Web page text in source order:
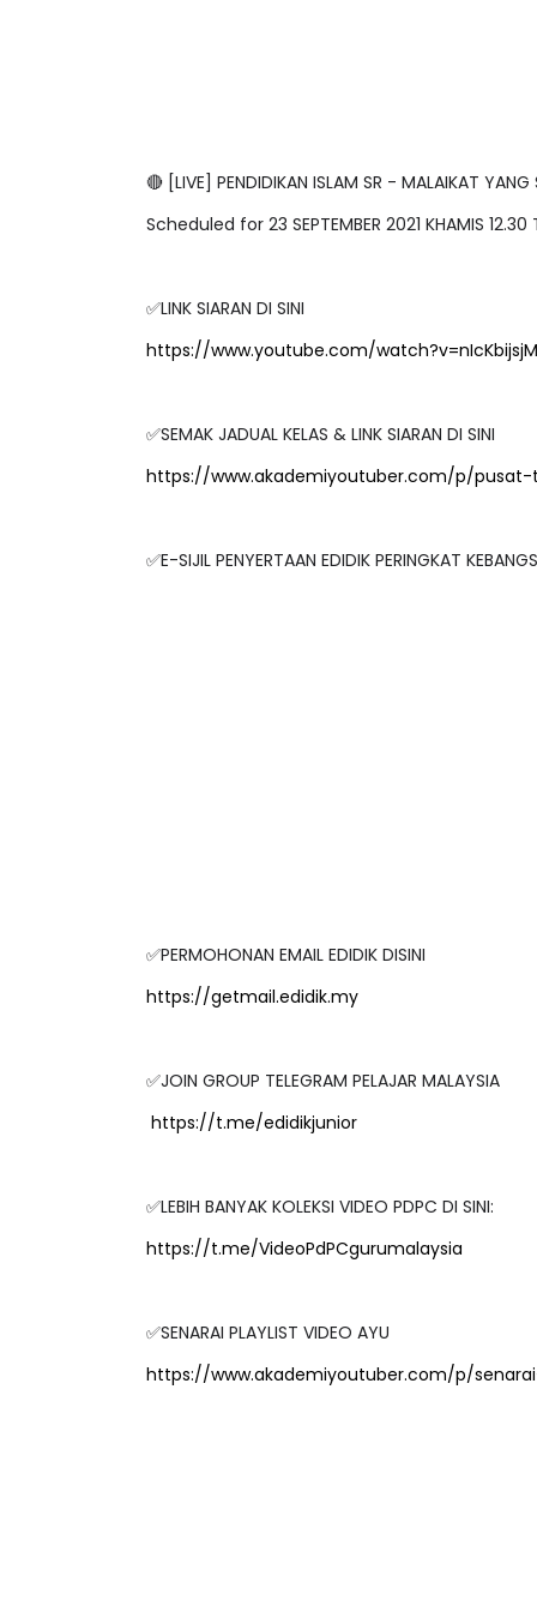
🔴 [LIVE] PENDIDIKAN ISLAM SR - MALAIKAT
Scheduled for 23 SEPTEMBER 2021 KHAMIS 12.30
✅LINK SIARAN DI SINI
https://www.youtube.com/
✅SEMAK JADUAL KELAS & LINK SIARAN DI SINI
https://www.akademiyoutuber.com/p/
✅E-SIJIL PENYERTAAN EDIDIK PERINGKAT
✅PERMOHONAN EMAIL EDIDIK DISINI
https://getmail.edidik.my
✅JOIN GROUP TELEGRAM PELAJAR MALAYSIA
https://t.me/edidikjunior
✅LEBIH BANYAK KOLEKSI VIDEO PDPC DI SINI:
https://t.me/VideoPdPCgurumalaysia
✅SENARAI PLAYLIST VIDEO AYU
https://www.akademiyoutuber.com/p/